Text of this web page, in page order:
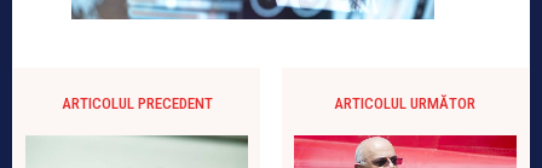
ARTICOLUL PRECEDENT ARTICOLUL URMĂTOR